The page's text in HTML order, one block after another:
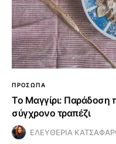
ΠΡΟΣΩΠΑ
Το Μαγγίρι: Παράδοση
σύγχρονο τραπέζι
ΕΛΕΥΘΕΡΙΑ